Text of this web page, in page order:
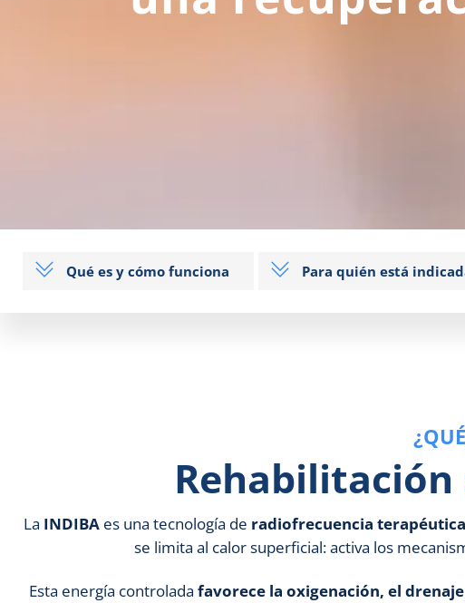
Qué es y cómo funciona Para quién está
Rehabilitación
La INDIBA es una tecnología de radiofrecuencia terapéutica
se limita al calor superficial: activa los
Esta energía controlada favorece la oxigenación, el